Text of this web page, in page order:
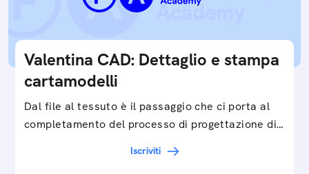
Valentina CAD: Dettaglio e stampa
cartamodelli
Dal file al tessuto è il passaggio che ci porta al
completamento del processo di progettazione di
Iscriviti